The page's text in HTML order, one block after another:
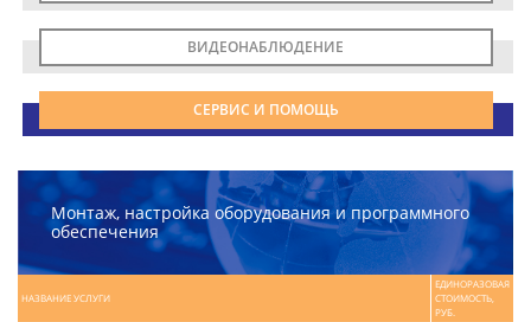
ВИДЕОНАБЛЮДЕНИЕ
СЕРВИС И ПОМОЩЬ
Монтаж, настройка оборудования и программного
обеспечения
НАЗВАНИЕ УСЛУГИ
ЕДИНОРАЗОВАЯ
СТОИМОСТЬ,
РУБ.